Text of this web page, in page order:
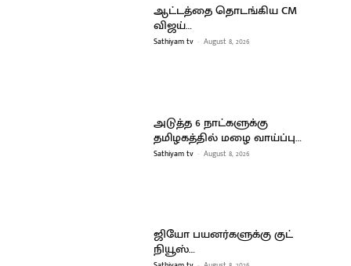
ஆட்டத்தை தொடங்கிய CM
விஜய்…
Sathiyam tv - August 8, 2026
அடுத்த 6 நாட்களுக்கு
தமிழகத்தில் மழை வாய்ப்பு…
Sathiyam tv - August 8, 2026
ஜியோ பயனர்களுக்கு குட்
நியூஸ்…